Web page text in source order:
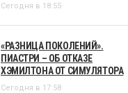
Сегодня в 18:55
«РАЗНИЦА ПОКОЛЕНИЙ».
ПИАСТРИ – ОБ ОТКАЗЕ
ХЭМИЛТОНА ОТ СИМУЛЯТОРА
Сегодня в 17:58